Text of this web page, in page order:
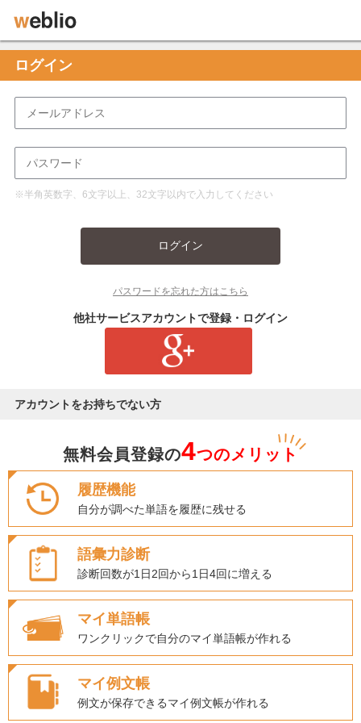
ログイン
※半角英数字、6文字以上、32文字以内で入力してください
ログイン
パスワードを忘れた方はこちら
他社サービスアカウントで登録・ログイン
アカウントをお持ちでない方
無料会員登録の4つのメリット
履歴機能
自分が調べた単語を履歴に残せる
語彙力診断
診断回数が1日2回から1日4回に増える
マイ単語帳
ワンクリックで自分のマイ単語帳が作れる
マイ例文帳
例文が保存できるマイ例文帳が作れる